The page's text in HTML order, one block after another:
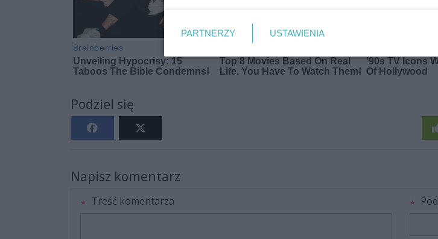
Podziel się
Napisz komentarz
Treść komentarza
PARTNERZY USTAWIENIA